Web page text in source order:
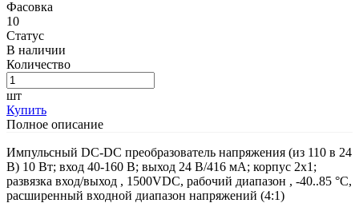
Фасовка
10
Статус
В наличии
Количество
шт
Купить
Полное описание
Импульсный DC-DC преобразователь напряжения (из 110 в 24
В) 10 Вт; вход 40-160 В; выход 24 В/416 мА; корпус 2x1;
развязка вход/выход , 1500VDC, рабочий диапазон , -40..85 °С,
расширенный входной диапазон напряжений (4:1)